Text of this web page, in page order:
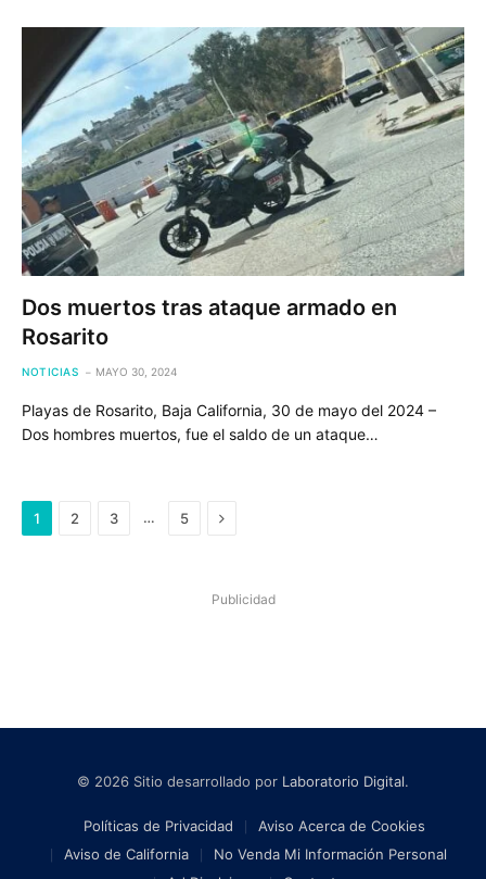
Dos muertos tras ataque armado en
Rosarito
NOTICIAS MAYO 30, 2024
Playas de Rosarito, Baja California, 30 de mayo del 2024 –
Dos hombres muertos, fue el saldo de un ataque…
1 2 3 … 5 Next
Publicidad
© 2026 Sitio desarrollado por Laboratorio Digital.
Políticas de Privacidad
Aviso Acerca de Cookies
Aviso de California
No Venda Mi Información Personal